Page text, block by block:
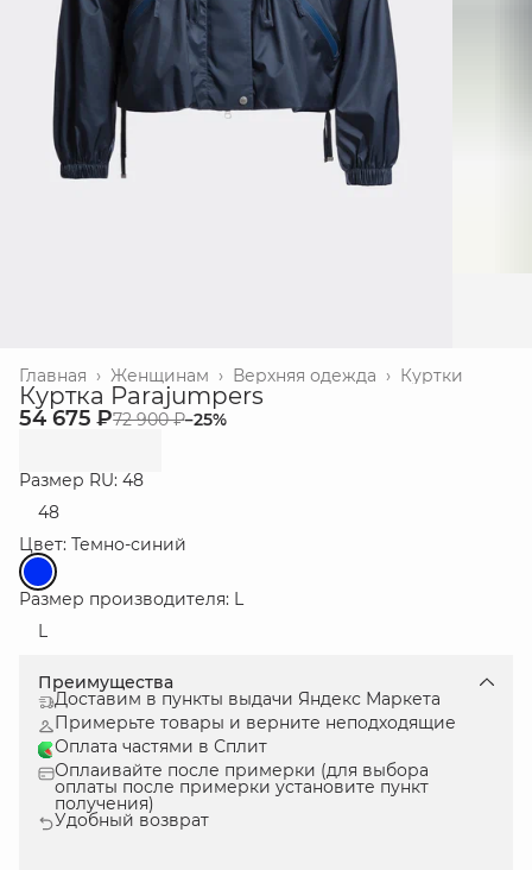
Куртки
Верхняя одежда ›
Женщинам ›
Главная ›
Куртка Parajumpers
54 675 ₽72 900 ₽−25%
Размер RU: 48
48
Цвет: Темно-синий
Размер производителя: L
L
Преимущества
Доставим в пункты выдачи Яндекс Маркета
Примерьте товары и верните неподходящие
Оплата частями в Сплит
Оплаивайте после примерки (для выбора
оплаты после примерки установите пункт
получения)
Удобный возврат